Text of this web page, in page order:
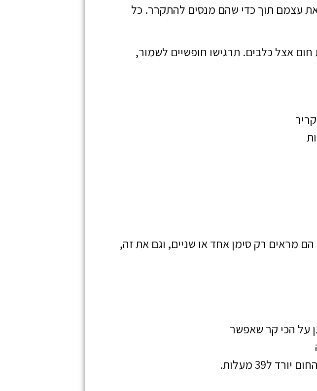
עצמם תוך כדי שהם מנסים להתקרר. כל
אצל כלבים. תרגישו חופשיים לשמור,
מראים רק סימן אחד או שניים, וגם את זה,
על הכי קר שאפשר
ל39 מעלות.